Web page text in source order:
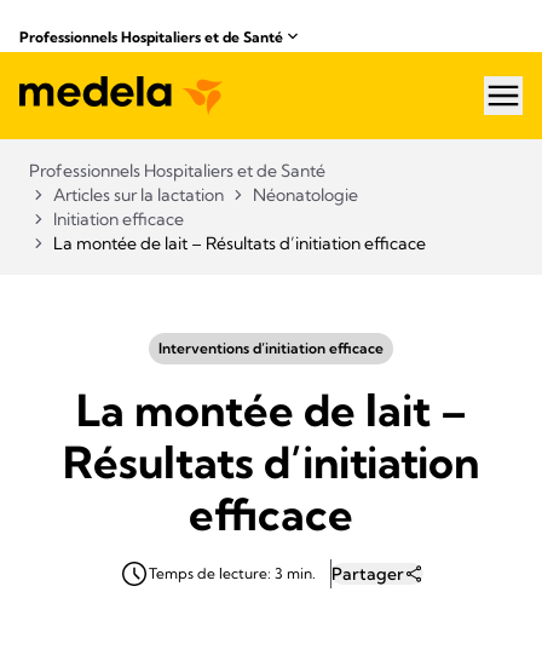
Professionnels Hospitaliers et de Santé
Professionnels Hospitaliers et de Santé
Articles sur la lactation
Néonatologie
Initiation efficace
La montée de lait – Résultats d’initiation efficace
Interventions d’initiation efficace
La montée de lait –
Résultats d’initiation
efficace
Temps de lecture: 3 min. Partager